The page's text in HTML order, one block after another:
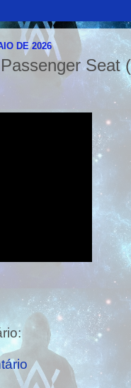
DE 2026
Seat